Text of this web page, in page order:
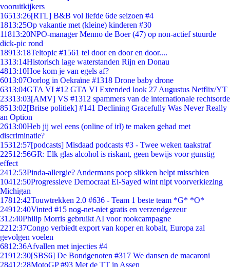
vooruitkijkers
16513:26[RTL] B&B vol liefde 6de seizoen #4
1813:25Op vakantie met (kleine) kinderen #30
11813:20NPO-manager Menno de Boer (47) op non-actief stuurde
dick-pic rond
18913:18Teltopic #1561 tel door en door en door....
1313:14Historisch lage waterstanden Rijn en Donau
4813:10Hoe kom je van egels af?
6013:07Oorlog in Oekraïne #1318 Drone baby drone
6313:04GTA VI #12 GTA VI Extended look 27 Augustus Netflix/YT
23313:03[AMV] VS #1312 spammers van de internationale rechtsorde
8513:02[Britse politiek] #141 Declining Gracefully Was Never Really
an Option
2613:00Heb jij wel eens (online of irl) te maken gehad met
discriminatie?
15312:57[podcasts] Misdaad podcasts #3 - Twee weken taakstraf
22512:56GR: Elk glas alcohol is riskant, geen bewijs voor gunstig
effect
2412:53Pinda-allergie? Andermans poep slikken helpt misschien
10412:50Progressieve Democraat El-Sayed wint nipt voorverkiezing
Michigan
17812:42Touwtrekken 2.0 #636 - Team 1 beste team *G* *O*
24912:40Vinted #15 nog-net-niet gratis en verzendgezeur
312:40Philip Morris gebruikt AI voor rookcampagne
2212:37Congo verbiedt export van koper en kobalt, Europa zal
gevolgen voelen
6812:36Afvallen met injecties #4
21912:30[SBS6] De Bondgenoten #317 We dansen de macaroni
28412:28MotoGP #93 Met de TT in Assen